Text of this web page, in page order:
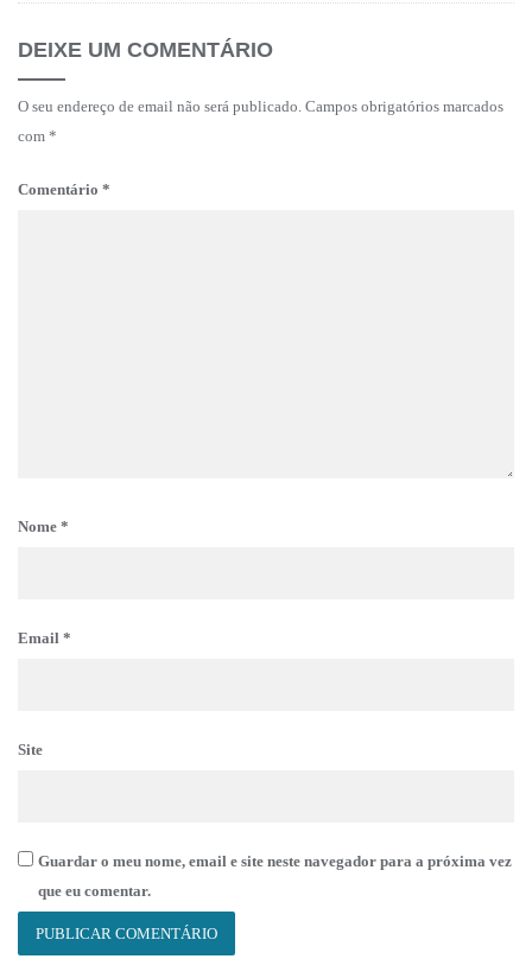
DEIXE UM COMENTÁRIO
O seu endereço de email não será publicado. Campos obrigatórios marcados
com *
Comentário *
Nome *
Email *
Site
Guardar o meu nome, email e site neste navegador para a próxima vez
que eu comentar.